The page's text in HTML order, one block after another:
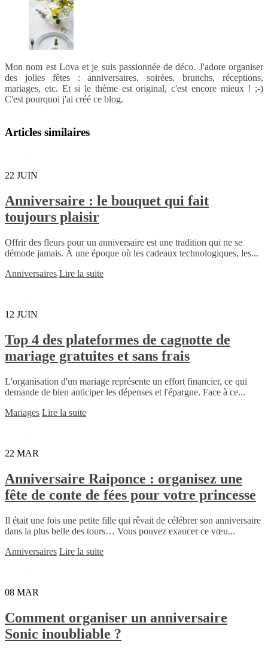
Mon nom est Lova et je suis passionnée de déco. J'adore organiser
des jolies fêtes : anniversaires, soirées, brunchs, réceptions,
mariages, etc. Et si le thème est original, c'est encore mieux ! ;-)
C'est pourquoi j'ai créé ce blog.
Articles similaires
22 JUIN
Anniversaire : le bouquet qui fait
toujours plaisir
Offrir des fleurs pour un anniversaire est une tradition qui ne se
démode jamais. À une époque où les cadeaux technologiques, les...
Anniversaires Lire la suite
12 JUIN
Top 4 des plateformes de cagnotte de
mariage gratuites et sans frais
L'organisation d'un mariage représente un effort financier, ce qui
demande de bien anticiper les dépenses et l'épargne. Face à ce...
Mariages Lire la suite
22 MAR
Anniversaire Raiponce : organisez une
fête de conte de fées pour votre princesse
Il était une fois une petite fille qui rêvait de célébrer son anniversaire
dans la plus belle des tours… Vous pouvez exaucer ce vœu...
Anniversaires Lire la suite
08 MAR
Comment organiser un anniversaire
Sonic inoubliable ?